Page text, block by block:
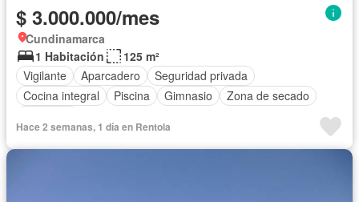
$ 3.000.000/mes
Cundinamarca
1 Habitación
125 m²
Vigilante
Aparcadero
Seguridad privada
Cocina integral
Piscina Gimnasio
Zona de secado
Hace 2 semanas, 1 día en Rentola